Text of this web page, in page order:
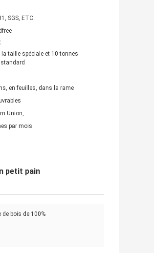
SGS, ETC.
la taille spéciale et 10 tonnes
en feuilles, dans la rame
Union,
par mois
petit pain
de bois de 100%